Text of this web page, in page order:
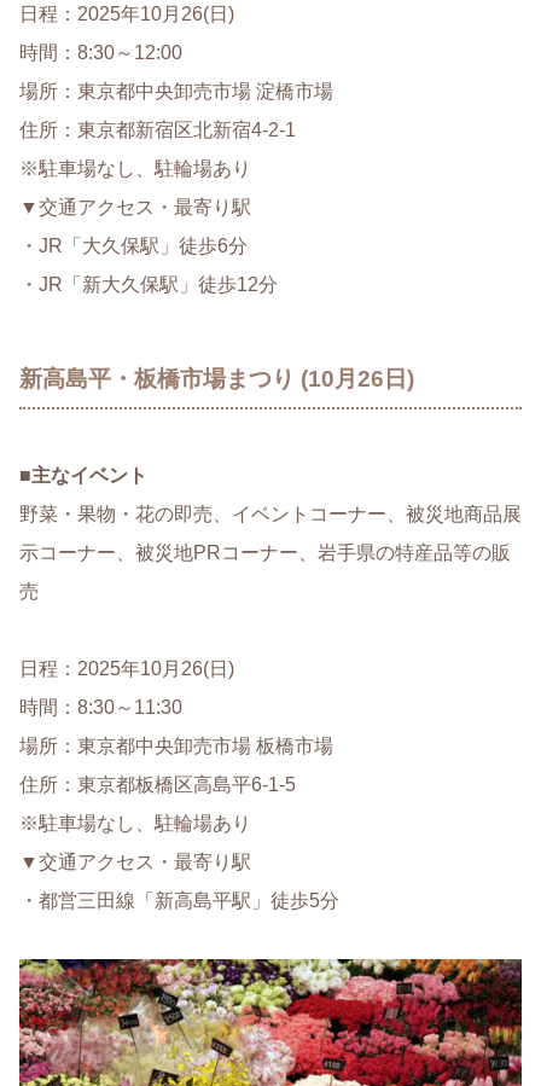
日程：2025年10月26(日)
時間：8:30～12:00
場所：東京都中央卸売市場 淀橋市場
住所：東京都新宿区北新宿4-2-1
※駐車場なし、駐輪場あり
▼交通アクセス・最寄り駅
・JR「大久保駅」徒歩6分
・JR「新大久保駅」徒歩12分
新高島平・板橋市場まつり (10月26日)
■主なイベント
野菜・果物・花の即売、イベントコーナー、被災地商品展
示コーナー、被災地PRコーナー、岩手県の特産品等の販
売
日程：2025年10月26(日)
時間：8:30～11:30
場所：東京都中央卸売市場 板橋市場
住所：東京都板橋区高島平6-1-5
※駐車場なし、駐輪場あり
▼交通アクセス・最寄り駅
・都営三田線「新高島平駅」徒歩5分